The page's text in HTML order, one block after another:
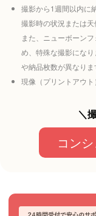
撮影から1週間以内に
撮影時の状況または天
また、ニューボーン
め、特殊な撮影にな
や納品枚数が異なりま
現像（プリントアウト
＼
コン